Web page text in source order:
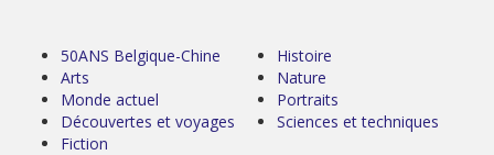
50ANS Belgique-Chine
Arts
Monde actuel
Découvertes et voyages
Fiction
Histoire
Nature
Portraits
Sciences et techniques